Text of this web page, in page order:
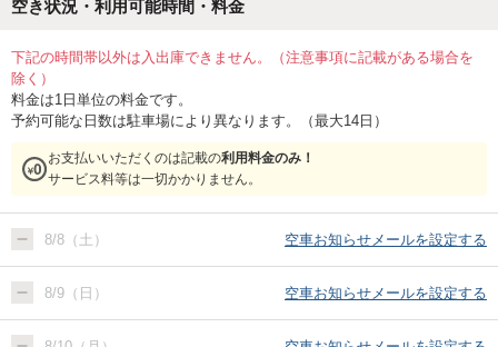
空き状況・利用可能時間・料金
下記の時間帯以外は入出庫できません。（注意事項に記載がある場合を
除く）
料金は1日単位の料金です。
予約可能な日数は駐車場により異なります。（最大14日）
お支払いいただくのは記載の利用料金のみ！
サービス料等は一切かかりません。
8/8（土） 空車お知らせメールを設定する
8/9（日） 空車お知らせメールを設定する